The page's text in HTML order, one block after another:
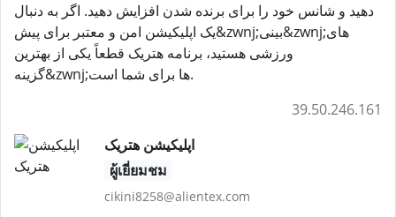
دهید و شانس خود را برای برنده شدن افزایش دهید. اگر به دنبال
یک اپلیکیشن امن و معتبر برای پیش&zwnj;بینی&zwnj;های
ورزشی هستید، برنامه هتریک قطعاً یکی از بهترین
گزینه&zwnj;ها برای شما است.
39.50.246.161
اپلیکیشن هتریک
ผู้เยี่ยมชม
cikini8258@alientex.com